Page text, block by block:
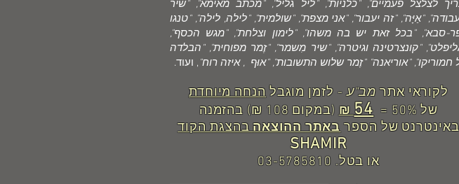
לצלצל פעמיים", "כלניות", "ליל גליל", "מכתב מאימא", "שיר
"אַיָּה", "זה יעבור", "אני מצפת", "שולמית", "לילה, לילה", "טנגו
סבא", "בכל זאת יש בה משהו", "לימון וצלחת", "מגש הכסף",
"קונצרטינה וגיטרה", "שיר מִשמר", "זֶמר מפוחית", "הבלדה
חמוריקו", "אוריאנה" "זֶמר שלוש התשובות", "אוּף , איזה רוח" , ועוד.
לקוראי אתר מב"ע- לזמן מוגבלהנחה מיוחדת
של 50% =
54
₪
(במקום 108 ₪) בהזמנה
באינטרנט של הספרבאתר ההוצאהבהצגת הקוד
SHAMIR
או בטל. 03-5785810